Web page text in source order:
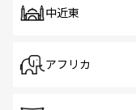
中近東
アフリカ